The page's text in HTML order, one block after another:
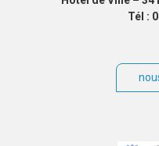
Tél :